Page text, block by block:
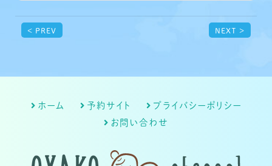
< PREV NEXT >
ホーム 予約サイト
プライバシーポリシー
お問い合わせ